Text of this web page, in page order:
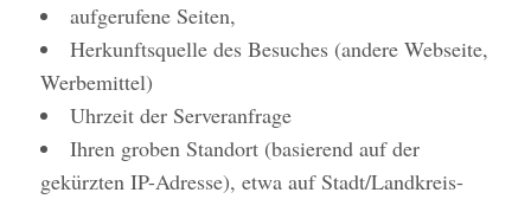
aufgerufene Seiten,
Herkunftsquelle des Besuches (andere Webseite,
Werbemittel)
Uhrzeit der Serveranfrage
Ihren groben Standort (basierend auf der
gekürzten IP-Adresse), etwa auf Stadt/Landkreis-